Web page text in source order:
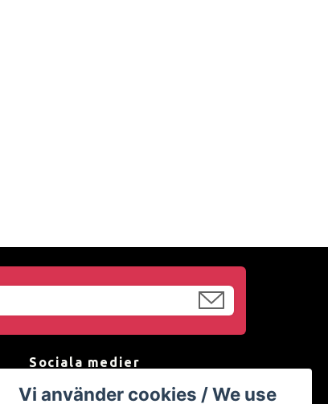
Sociala medier
Facebook
Vi använder cookies / We use